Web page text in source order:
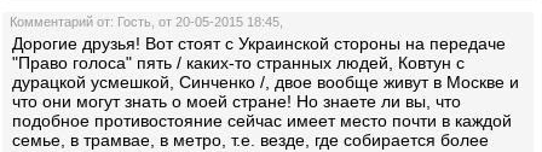
Комментарий от: Гость, от 20-05-2015 18:45,
Дорогие друзья! Вот стоят с Украинской стороны на передаче
"Право голоса" пять / каких-то странных людей, Ковтун с
дурацкой усмешкой, Синченко /, двое вообще живут в Москве и
что они могут знать о моей стране! Но знаете ли вы, что
подобное противостояние сейчас имеет место почти в каждой
семье, в трамвае, в метро, т.е. везде, где собирается более